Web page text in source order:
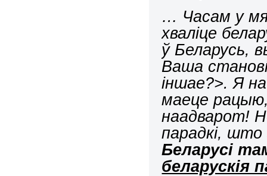
… Часам у
хваліце
ў Беларусь,
Ваша
іншае?>. Я
маеце
наадварот!
парадкі, што
Беларусі
беларускія